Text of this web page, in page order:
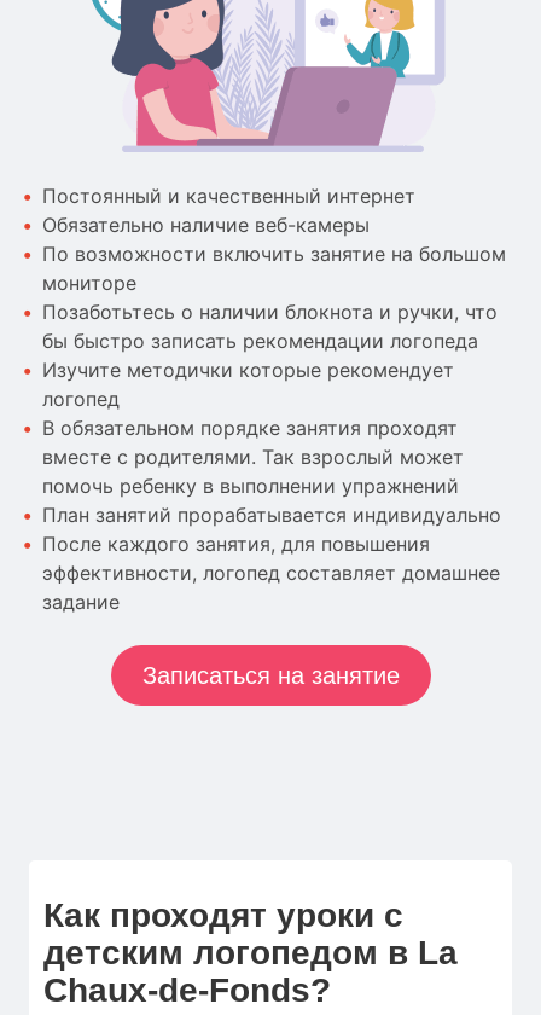
Постоянный и качественный интернет
Обязательно наличие веб-камеры
По возможности включить занятие на большом
мониторе
Позаботьтесь о наличии блокнота и ручки, что
бы быстро записать рекомендации логопеда
Изучите методички которые рекомендует
логопед
В обязательном порядке занятия проходят
вместе с родителями. Так взрослый может
помочь ребенку в выполнении упражнений
План занятий прорабатывается индивидуально
После каждого занятия, для повышения
эффективности, логопед составляет домашнее
задание
Записаться на занятие
Как проходят уроки с
детским логопедом в La
Chaux-de-Fonds?